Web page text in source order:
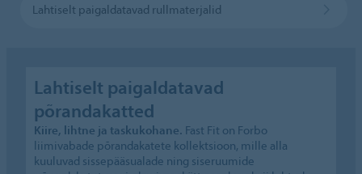
Lahtiselt paigaldatavad rullmaterjalid
Lahtiselt paigaldatavad
põrandakatted
Kiire, lihtne ja taskukohane. Fast Fit on Forbo
liimivabade põrandakatete kollektsioon, mille alla
kuuluvad sissepääsualade ning siseruumide